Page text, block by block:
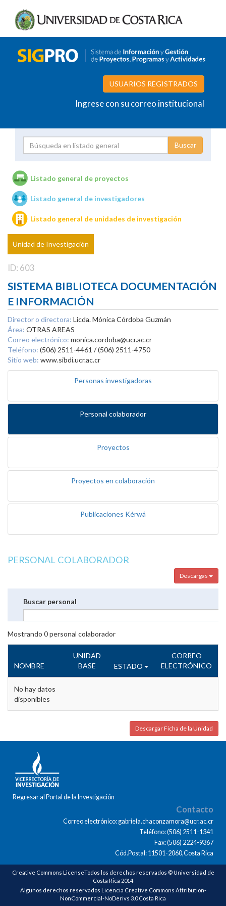
USUARIOS REGISTRADOS
Ingrese con su correo institucional
Unidades de investigación
Listado general de proyectos
Listado general de investigadores
Listado general de unidades de investigación
Unidad de Investigación
ID: 603
SISTEMA BIBLIOTECA DOCUMENTACIÓN
E INFORMACIÓN
Director o directora: Licda. Mónica Córdoba Guzmán
Área: OTRAS AREAS
Correo electrónico: monica.cordoba@ucr.ac.cr
Teléfono: (506) 2511-4461 / (506) 2511-4750
Sitio web: www.sibdi.ucr.ac.cr
Personas investigadoras
Personal colaborador
Proyectos
Proyectos en colaboración
Publicaciones Kérwá
PERSONAL COLABORADOR
Descargas
Buscar personal
Mostrando 0personal colaborador
NOMBRE
UNIDAD
BASE
ESTADO
CORREO
ELECTRÓNICO
No hay datos
disponibles
Descargar Ficha de la Unidad
Regresar al Portal de la Investigación
Contacto
Correo electrónico: gabriela.chaconzamora@ucr.ac.cr
Teléfono: (506) 2511-1341
Fax: (506) 2224-9367
Cód.Postal: 11501-2060,Costa Rica
Creative Commons LicenseTodos los derechos reservados © Universidad de
Costa Rica 2014
Algunos derechos reservados Licencia Creative Commons Attribution-
NonCommercial-NoDerivs 3.0 Costa Rica